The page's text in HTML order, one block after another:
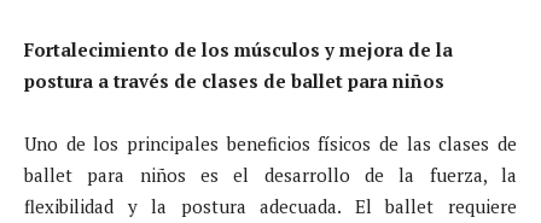
Fortalecimiento de los músculos y mejora de la
postura a través de clases de ballet para niños
Uno de los principales beneficios físicos de las clases de
ballet para niños es el desarrollo de la fuerza, la
flexibilidad y la postura adecuada. El ballet requiere